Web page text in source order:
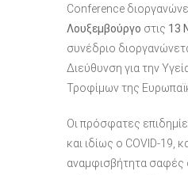
Conference
Λουξεμβούργο στις 13
συνέδριο
Διεύθυνση για την
Τροφίμων της
Οι πρόσφατες
και ιδίως ο COVID-19,
αναμφισβήτητα σαφές